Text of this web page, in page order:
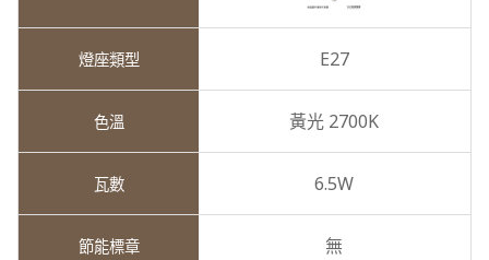
E27
黃光 2700K
6.5W
無